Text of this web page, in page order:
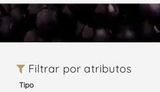
Filtrar por atributos
Tipo